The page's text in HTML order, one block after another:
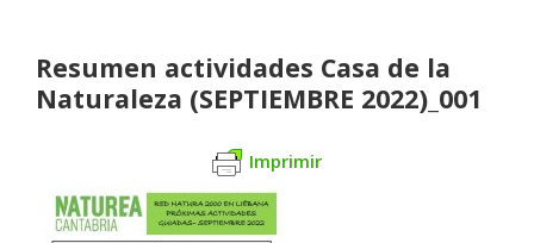
Resumen actividades Casa de la
Naturaleza (SEPTIEMBRE 2022)_001
Imprimir